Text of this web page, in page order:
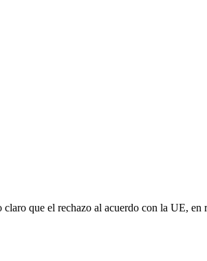
que el rechazo al acuerdo con la UE,